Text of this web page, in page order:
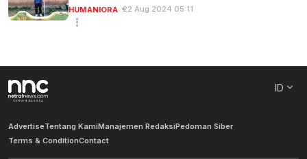
HUMANIORA 22 Aug 2024 05:11
ID
AdvertiseTentang KamiManajemen RedaksiPedoman Siber
Terms & ConditionContact